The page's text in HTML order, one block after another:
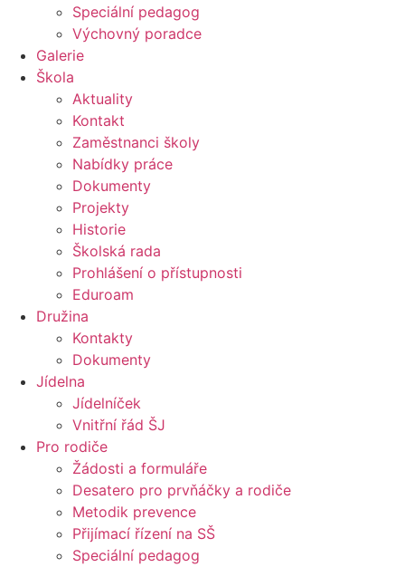
Speciální pedagog
Výchovný poradce
Galerie
Škola
Aktuality
Kontakt
Zaměstnanci školy
Nabídky práce
Dokumenty
Projekty
Historie
Školská rada
Prohlášení o přístupnosti
Eduroam
Družina
Kontakty
Dokumenty
Jídelna
Jídelníček
Vnitřní řád ŠJ
Pro rodiče
Žádosti a formuláře
Desatero pro prvňáčky a rodiče
Metodik prevence
Přijímací řízení na SŠ
Speciální pedagog